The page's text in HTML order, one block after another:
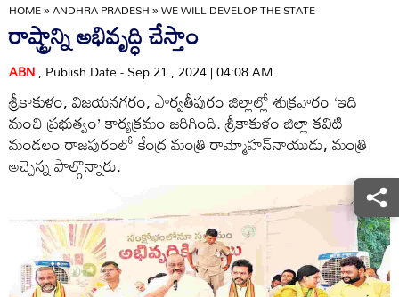
HOME»ANDHRA PRADESH»WE WILL DEVELOP THE STATE
రాష్ట్రాన్ని అభివృద్ధి చేస్తాం
ABN, Publish Date - Sep 21 , 2024 | 04:08 AM
శ్రీకాకుళం, విజయనగరం, పార్వతీపురం జిల్లాల్లో శుక్రవారం ‘ఇది
మంచి ప్రభుత్వం’ కార్యక్రమం జరిగింది. శ్రీకాకుళం జిల్లా కవిటి
మండలం రాజపురంలో కేంద్ర మంత్రి రామ్మోహన్‌నాయుడు, మంత్రి
అచ్చెన్న పాల్గొన్నారు.